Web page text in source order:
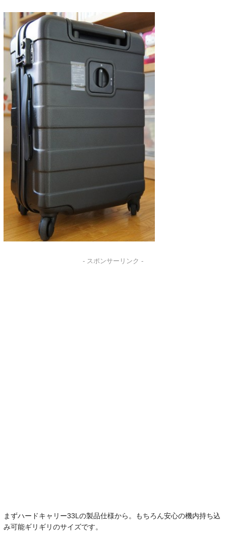
- スポンサーリンク -
まずハードキャリー33Lの製品仕様から。もちろん安心の機内持ち込
み可能ギリギリのサイズです。